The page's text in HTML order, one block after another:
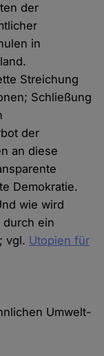
der
in
Streichung
Schließung
der
an diese
Demokratie.
wie wird
durch ein
vgl. Utopien für
Umwelt-